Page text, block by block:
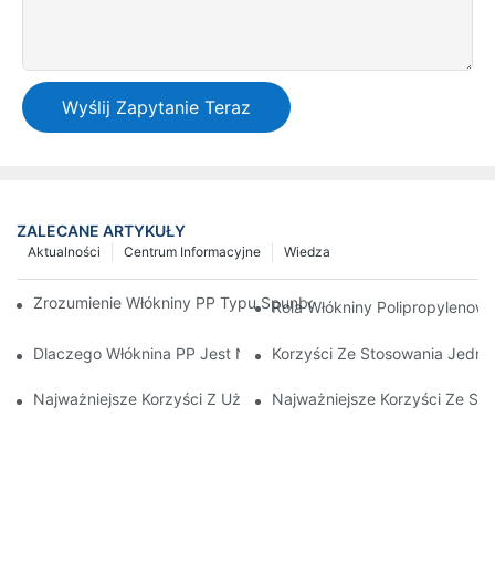
Wyślij Zapytanie Teraz
ZALECANE ARTYKUŁY
Wiedza
Centrum Informacyjne
Aktualności
Zrozumienie Włókniny PP Typu Spunbond I Jej Roli W
Rola Włókniny
Dlaczego Włóknina PP Jest Niezbędna W Produktach
Korzyści Ze Stosowania
Najważniejsze Korzyści Z Używania Wysokiej Jakości
Najważniejsze Korzyści Ze